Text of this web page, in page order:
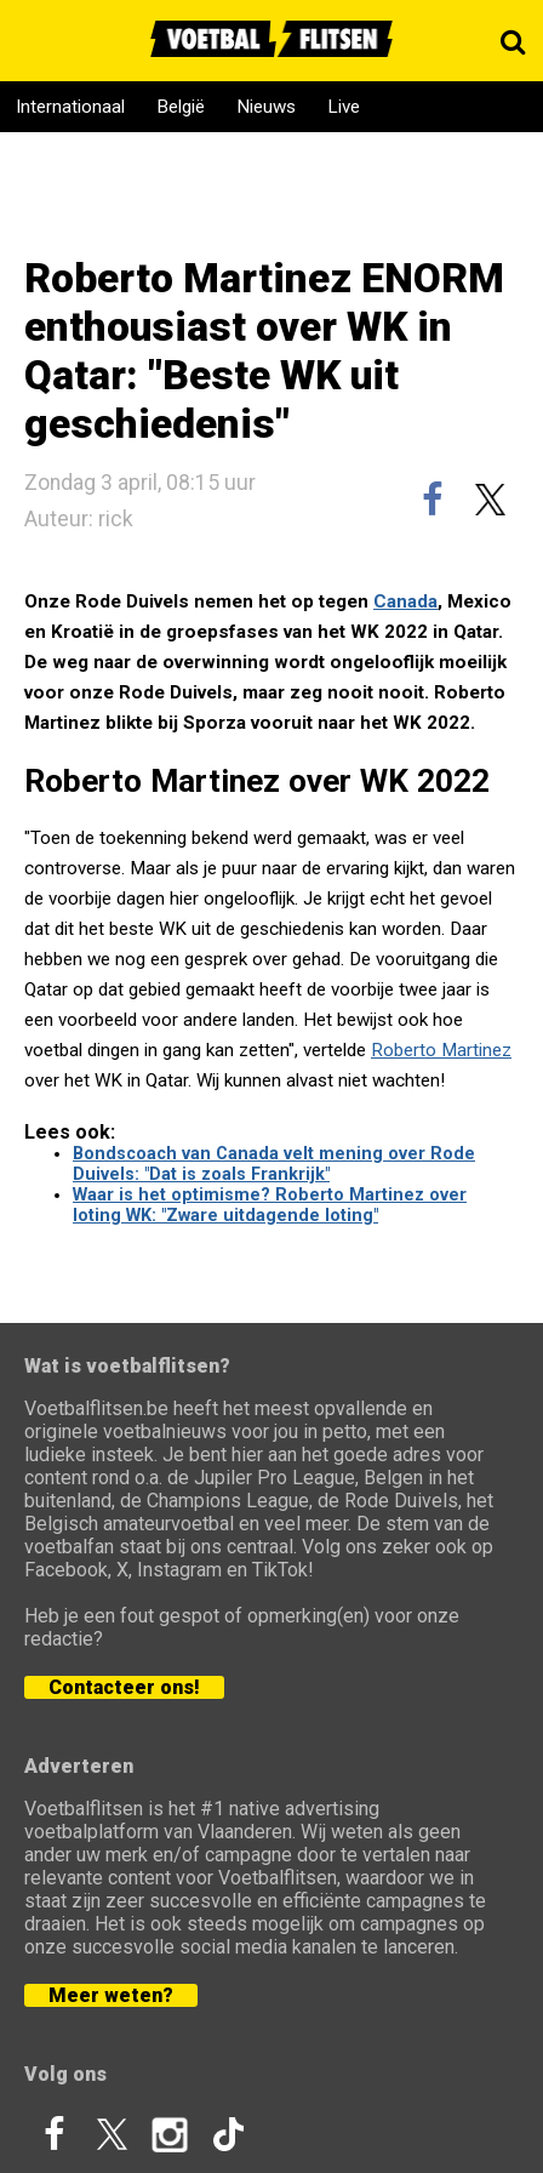
Internationaal België Nieuws Live
Roberto Martinez ENORM
enthousiast over WK in
Qatar: "Beste WK uit
geschiedenis"
Zondag 3 april, 08:15 uur
Auteur: rick
Onze Rode Duivels nemen het op tegen Canada, Mexico
en Kroatië in de groepsfases van het WK 2022 in Qatar.
De weg naar de overwinning wordt ongelooflijk moeilijk
voor onze Rode Duivels, maar zeg nooit nooit. Roberto
Martinez blikte bij Sporza vooruit naar het WK 2022.
Roberto Martinez over WK 2022
"Toen de toekenning bekend werd gemaakt, was er veel
controverse. Maar als je puur naar de ervaring kijkt, dan waren
de voorbije dagen hier ongelooflijk. Je krijgt echt het gevoel
dat dit het beste WK uit de geschiedenis kan worden. Daar
hebben we nog een gesprek over gehad. De vooruitgang die
Qatar op dat gebied gemaakt heeft de voorbije twee jaar is
een voorbeeld voor andere landen. Het bewijst ook hoe
voetbal dingen in gang kan zetten", vertelde Roberto Martinez
over het WK in Qatar. Wij kunnen alvast niet wachten!
Lees ook:
Bondscoach van Canada velt mening over Rode
Duivels: "Dat is zoals Frankrijk"
Waar is het optimisme? Roberto Martinez over
loting WK: "Zware uitdagende loting"
Wat is voetbalflitsen?
Voetbalflitsen.be heeft het meest opvallende en
originele voetbalnieuws voor jou in petto, met een
ludieke insteek. Je bent hier aan het goede adres voor
content rond o.a. de Jupiler Pro League, Belgen in het
buitenland, de Champions League, de Rode Duivels, het
Belgisch amateurvoetbal en veel meer. De stem van de
voetbalfan staat bij ons centraal. Volg ons zeker ook op
Facebook, X, Instagram en TikTok!
Heb je een fout gespot of opmerking(en) voor onze
redactie?
Contacteer ons!
Adverteren
Voetbalflitsen is het #1 native advertising
voetbalplatform van Vlaanderen. Wij weten als geen
ander uw merk en/of campagne door te vertalen naar
relevante content voor Voetbalflitsen, waardoor we in
staat zijn zeer succesvolle en efficiënte campagnes te
draaien. Het is ook steeds mogelijk om campagnes op
onze succesvolle social media kanalen te lanceren.
Meer weten?
Volg ons